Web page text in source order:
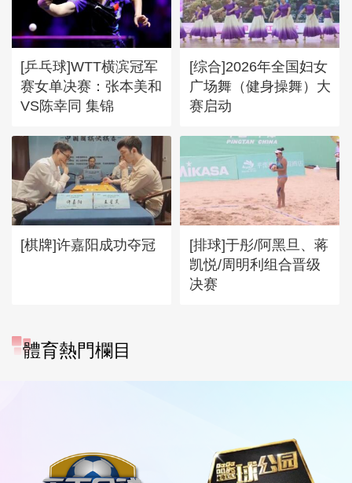
[乒乓球]WTT横滨冠军
赛女单决赛：张本美和
VS陈幸同 集锦
[综合]2026年全国妇女
广场舞（健身操舞）大
赛启动
[棋牌]许嘉阳成功夺冠
[排球]于彤/阿黑旦、蒋
凯悦/周明利组合晋级
决赛
體育熱門欄目